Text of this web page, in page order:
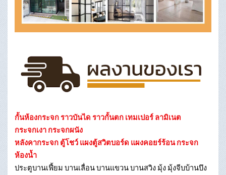
กั้นห้องกระจก ราวบันได ราวกั้นตก เทมเปอร์ ลามิเนต
กระจกเงา กระจกผนัง
หลังคากระจก ตู้โชว์ แผงตู้สวิตบอร์ด แผงคอยร์ร้อน กระจก
ห้องน้ำ
ประตูบานเฟี้ยม บานเลื่อน บานแขวน บานสวิง มุ้ง มุ้งจีบบ้านบึง